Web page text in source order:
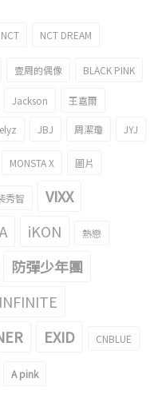
NCT NCT DREAM
壹周的偶像 BLACK PINK
Jackson 王嘉爾
JBJ 周潔瓊 JYJ
MONSTA X 圖片
秀智 VIXX
iKON 熱戀
防彈少年團
INFINITE
EXID CNBLUE
A pink